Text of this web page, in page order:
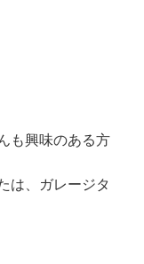
も興味のある方
は、ガレージタ